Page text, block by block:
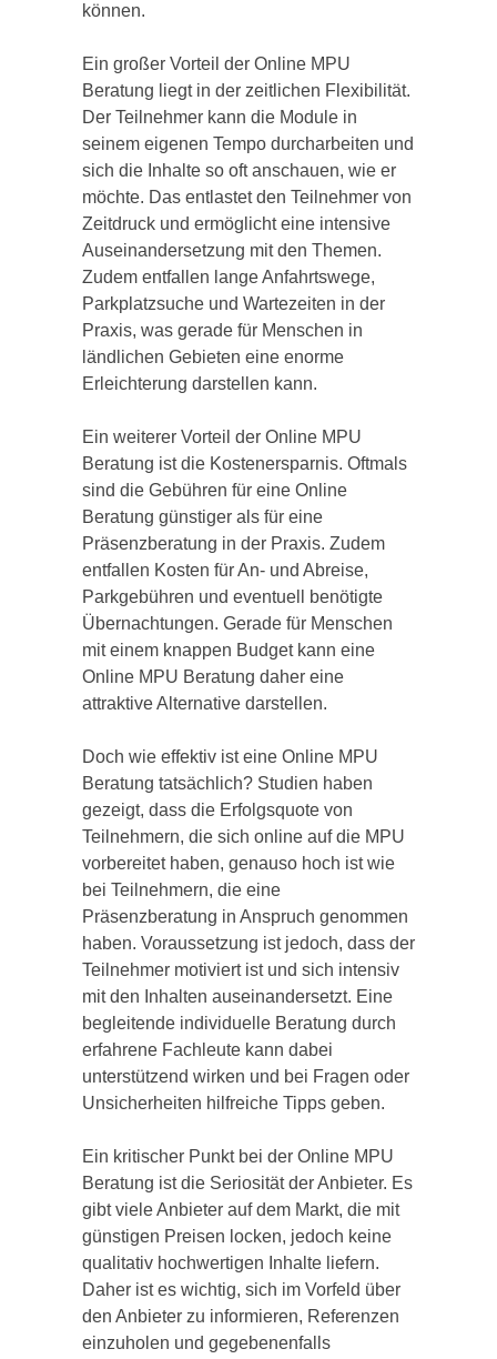
können.
Ein großer Vorteil der Online MPU
Beratung liegt in der zeitlichen Flexibilität.
Der Teilnehmer kann die Module in
seinem eigenen Tempo durcharbeiten und
sich die Inhalte so oft anschauen, wie er
möchte. Das entlastet den Teilnehmer von
Zeitdruck und ermöglicht eine intensive
Auseinandersetzung mit den Themen.
Zudem entfallen lange Anfahrtswege,
Parkplatzsuche und Wartezeiten in der
Praxis, was gerade für Menschen in
ländlichen Gebieten eine enorme
Erleichterung darstellen kann.
Ein weiterer Vorteil der Online MPU
Beratung ist die Kostenersparnis. Oftmals
sind die Gebühren für eine Online
Beratung günstiger als für eine
Präsenzberatung in der Praxis. Zudem
entfallen Kosten für An- und Abreise,
Parkgebühren und eventuell benötigte
Übernachtungen. Gerade für Menschen
mit einem knappen Budget kann eine
Online MPU Beratung daher eine
attraktive Alternative darstellen.
Doch wie effektiv ist eine Online MPU
Beratung tatsächlich? Studien haben
gezeigt, dass die Erfolgsquote von
Teilnehmern, die sich online auf die MPU
vorbereitet haben, genauso hoch ist wie
bei Teilnehmern, die eine
Präsenzberatung in Anspruch genommen
haben. Voraussetzung ist jedoch, dass der
Teilnehmer motiviert ist und sich intensiv
mit den Inhalten auseinandersetzt. Eine
begleitende individuelle Beratung durch
erfahrene Fachleute kann dabei
unterstützend wirken und bei Fragen oder
Unsicherheiten hilfreiche Tipps geben.
Ein kritischer Punkt bei der Online MPU
Beratung ist die Seriosität der Anbieter. Es
gibt viele Anbieter auf dem Markt, die mit
günstigen Preisen locken, jedoch keine
qualitativ hochwertigen Inhalte liefern.
Daher ist es wichtig, sich im Vorfeld über
den Anbieter zu informieren, Referenzen
einzuholen und gegebenenfalls